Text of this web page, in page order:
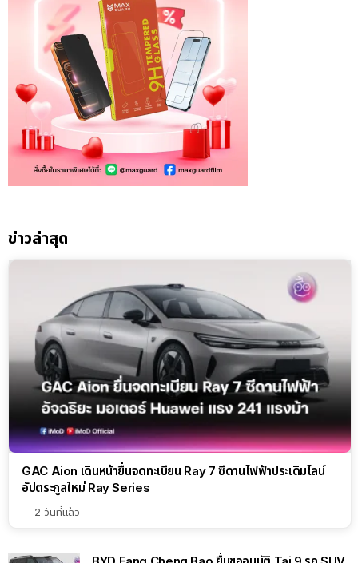
ข่าวล่าสุด
GAC Aion เดินหน้ายื่นจดทะเบียน Ray 7 ซีดานไฟฟ้าประเดิมไลน์
อัปตระกูลใหม่ Ray Series
2 วันที่แล้ว